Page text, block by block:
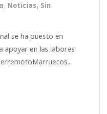
, Noticias, Sin
se ha puesto en
apoyar en las labores